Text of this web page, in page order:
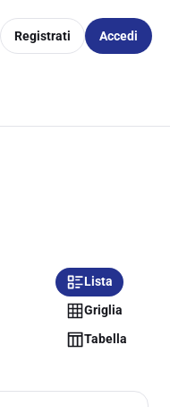
Registrati Accedi
Lista
Griglia
Tabella